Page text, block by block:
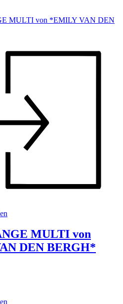
weist
mehrere
Varianten
MULTI von
DEN BERGH*